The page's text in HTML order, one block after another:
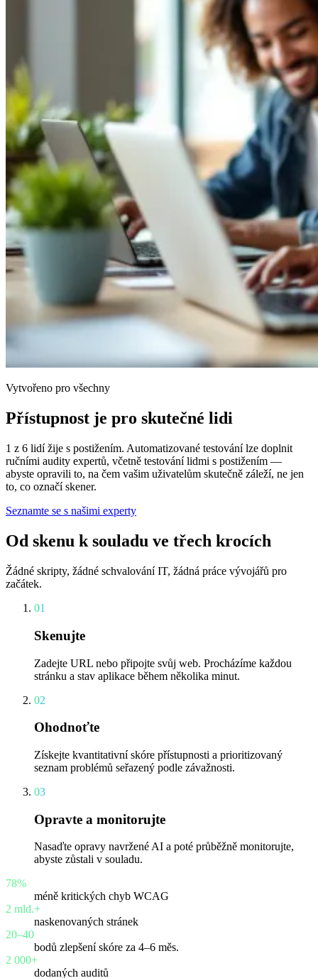
Vytvořeno pro všechny
Přístupnost je pro skutečné lidi
1 z 6 lidí žije s postižením. Automatizované testování lze doplnit
ručními audity expertů, včetně testování lidmi s postižením —
abyste opravili to, na čem vašim uživatelům skutečně záleží, ne jen
to, co označí skener.
Seznamte se s našimi experty
Od skenu k souladu ve třech krocích
Žádné skripty, žádné schvalování IT, žádná práce vývojářů pro
začátek.
01
Skenujte
Zadejte URL nebo připojte svůj web. Procházíme každou
stránku a stav aplikace během několika minut.
02
Ohodnoťte
Získejte kvantitativní skóre přístupnosti a prioritizovaný
seznam problémů seřazený podle závažnosti.
03
Opravte a monitorujte
Nasaďte opravy navržené AI a poté průběžně monitorujte,
abyste zůstali v souladu.
78%
méně kritických chyb WCAG
2 mld.+
naskenovaných stránek
20–40
bodů zlepšení skóre za 4–6 měs.
2 000+
dodaných auditů